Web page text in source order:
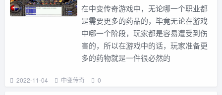
在中变传奇游戏中，无论哪一个职业都
是需要更多的药品的，毕竟无论在游戏
中哪一个阶段，玩家都是容易遭受到伤
害的，所以在游戏中的话，玩家准备更
多的药物就是一件很必然的
2022-11-04 中变传奇 0